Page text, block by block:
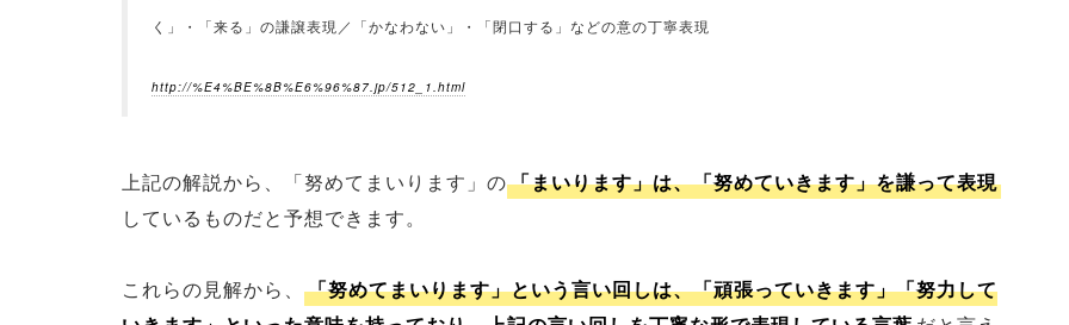
く」・「来る」の謙譲表現／「かなわない」・「閉口する」などの意の丁寧表現
http://%E4%BE%8B%E6%96%87.jp/512_1.html
上記の解説から、「努めてまいります」の「まいります」は、「努めていきます」を謙って表現
しているものだと予想できます。
これらの見解から、
「努めてまいります」という言い回しは、「頑張っていきます」「努力して